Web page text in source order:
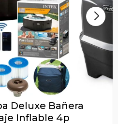
Deluxe Bañera
Inflable 4p